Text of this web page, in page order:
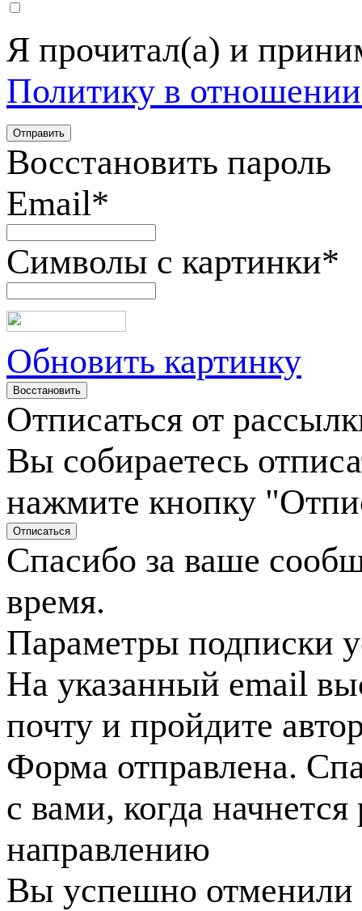
Я прочитал(а) и
Политику в
Восстановить пароль
Email*
Символы с картинки*
Обновить картинку
Отписаться от
Вы собираетесь
нажмите кнопку
Спасибо за ваше
время.
Параметры подписки
На указанный email
почту и пройдите
Форма отправлена.
с вами, когда
направлению
Вы успешно отменили